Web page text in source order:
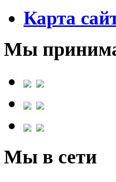
Карта
Мы
Мы в сети